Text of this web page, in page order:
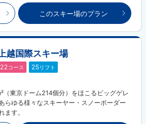
このスキー場のプラン
上越国際スキー場
22コース 25 リフト
（東京ドーム214個分）をほこるビッグゲレ
らゆる様々なスキーヤー・スノーボーダー
ます。